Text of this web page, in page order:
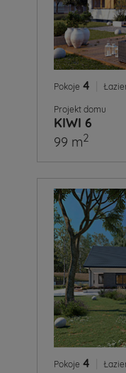
Pokoje 4
Projekt domu
KIWI 6
99 m2
Pokoje 4